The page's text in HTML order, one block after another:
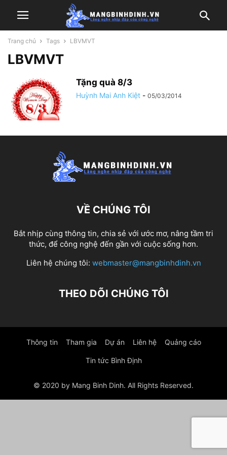
Trang chủ Tags LBVMVT
LBVMVT
Tặng quà 8/3
Huỳnh Mai Anh Kiệt - 05/03/2014
VỀ CHÚNG TÔI
Bắt nhịp cùng thông tin, chia sẻ với ước mơ, nâng tầm tri
thức, để công nghệ đến gần với cuộc sống hơn.
Liên hệ chúng tôi: webmaster@mangbinhdinh.vn
THEO DÕI CHÚNG TÔI
Thông tin Tham gia Dự án Liên hệ Quảng cáo
Tin tức Bình Định
© 2020 by Mang Binh Dinh. All Rights Reserved.